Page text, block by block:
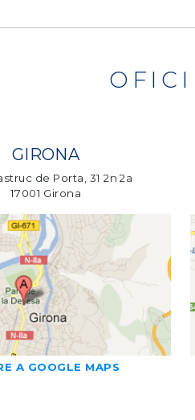
GIRONA
de Porta, 31 2n 2a
17001 Girona
A GOOGLE MAPS